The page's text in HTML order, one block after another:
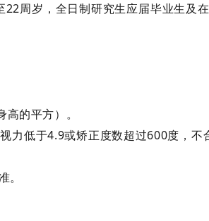
22周岁，全日制研究生应届毕业生及
的平方）。
力低于4.9或矫正度数超过600度，不